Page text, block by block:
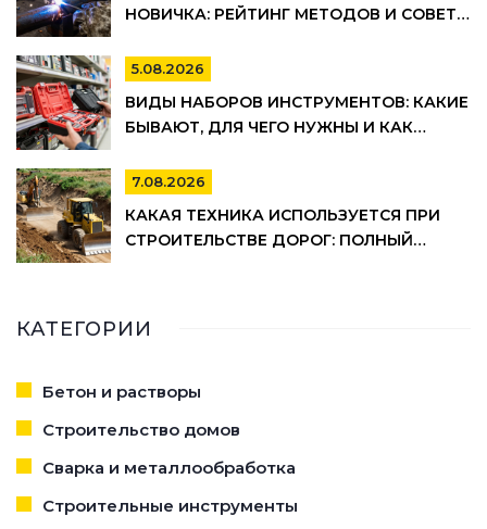
НОВИЧКА: РЕЙТИНГ МЕТОДОВ И СОВЕТЫ
5.08.2026
ВИДЫ НАБОРОВ ИНСТРУМЕНТОВ: КАКИЕ
БЫВАЮТ, ДЛЯ ЧЕГО НУЖНЫ И КАК
7.08.2026
КАКАЯ ТЕХНИКА ИСПОЛЬЗУЕТСЯ ПРИ
СТРОИТЕЛЬСТВЕ ДОРОГ: ПОЛНЫЙ
КАТЕГОРИИ
Бетон и растворы
Строительство домов
Сварка и металлообработка
Строительные инструменты